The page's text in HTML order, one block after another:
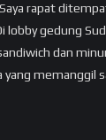
rapat
gedung
dan
yang memanggil